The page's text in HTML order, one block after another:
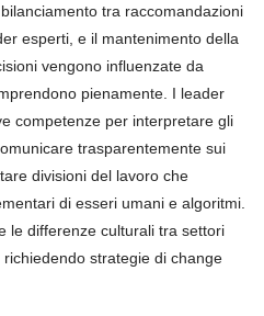
tra raccomandazioni
esperti, e il mantenimento della
vengono influenzate da
pienamente. I leader
competenze per interpretare gli
trasparentemente sui
divisioni del lavoro che
di esseri umani e algoritmi.
le differenze culturali tra settori
strategie di change